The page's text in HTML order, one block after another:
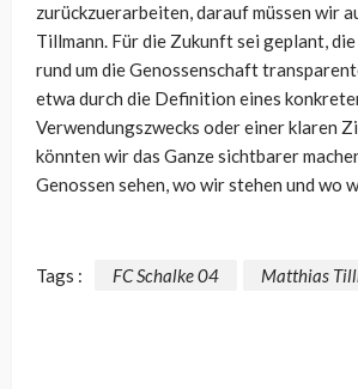
zurückzuerarbeiten, darauf müssen wir
Tillmann. Für die Zukunft sei geplant,
rund um die Genossenschaft
etwa durch die Definition eines
Verwendungszwecks oder einer klaren
könnten wir das Ganze sichtbarer
Genossen sehen, wo wir stehen und wo
Tags : FC Schalke 04 Matthias